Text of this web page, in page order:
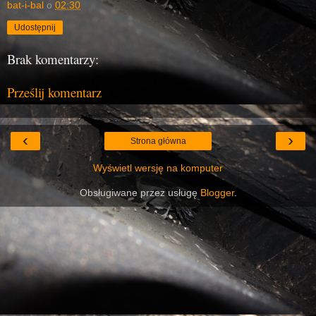
bat-i-bal o 02:30
Udostępnij
Brak komentarzy:
Prześlij komentarz
‹ ›
Strona główna
Wyświetl wersję na komputer
Obsługiwane przez usługę Blogger.